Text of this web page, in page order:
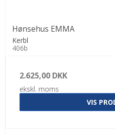
Hønsehus EMMA
Kerbl
406b
2.625,00 DKK
ekskl. moms
VIS